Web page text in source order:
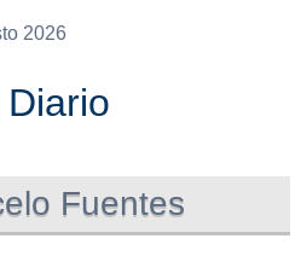
2026
Fuentes